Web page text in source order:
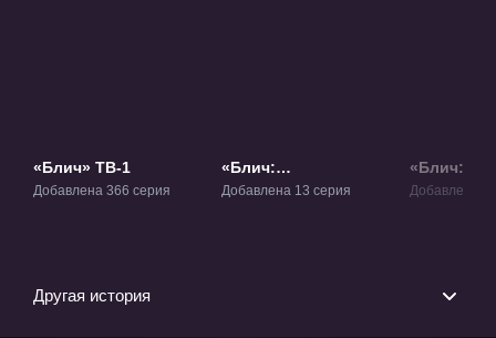
«Блич» ТВ-1
Добавлена 366 серия
«Блич:
Тысячелетняя
Добавлена 13 серия
«Блич:
Добавлена
Другая история